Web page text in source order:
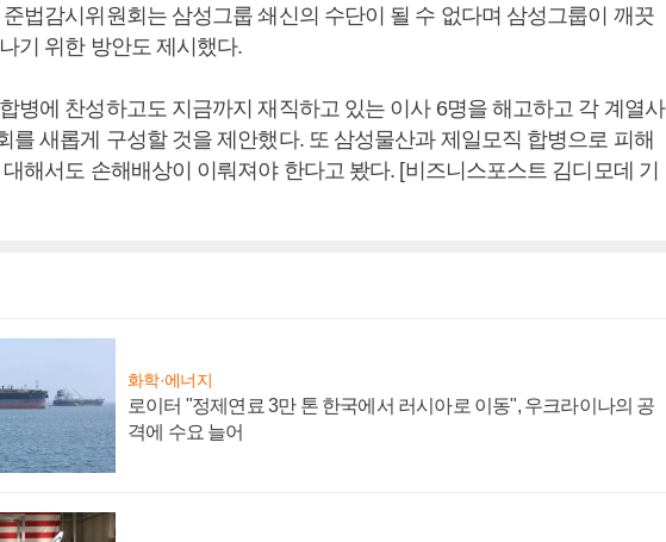
법감시위원회는 삼성그룹 쇄신의 수단이 될 수 없다며 삼성그룹이 깨끗
기 위한 방안도 제시했다.
병에 찬성하고도 지금까지 재직하고 있는 이사 6명을 해고하고 각 계열사
를 새롭게 구성할 것을 제안했다. 또 삼성물산과 제일모직 합병으로 피해
해서도 손해배상이 이뤄져야 한다고 봤다. [비즈니스포스트 김디모데 기
화학·에너지
로이터 "정제연료 3만 톤 한국에서 러시아로 이동", 우크라이나의 공
격에 수요 늘어